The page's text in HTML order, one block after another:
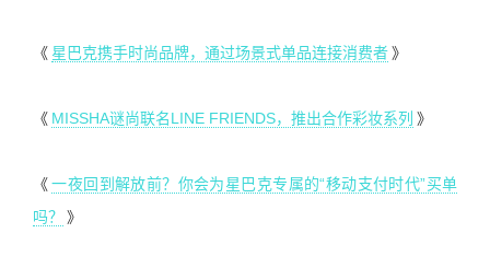
《 星巴克携手时尚品牌，通过场景式单品连接消费者》
《 MISSHA谜尚联名LINE FRIENDS，推出合作彩妆系列 》
《 一夜回到解放前？你会为星巴克专属的“移动支付时代”买单
吗？
》